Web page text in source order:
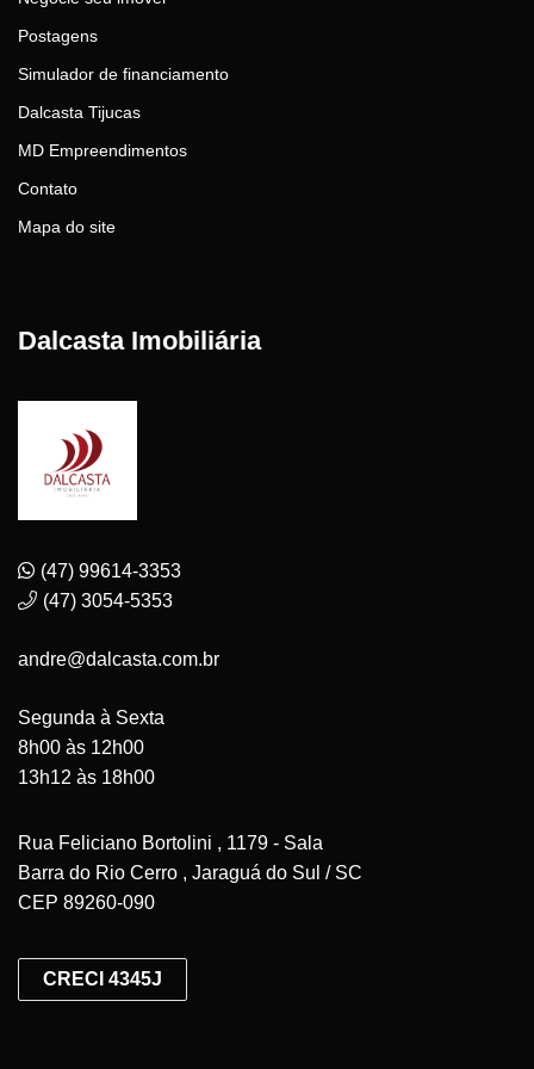
Postagens
Simulador de financiamento
Dalcasta Tijucas
MD Empreendimentos
Contato
Mapa do site
Dalcasta Imobiliária
(47) 99614-3353
(47) 3054-5353
andre@dalcasta.com.br
Segunda à Sexta
8h00 às 12h00
13h12 às 18h00
Rua Feliciano Bortolini , 1179 - Sala
Barra do Rio Cerro , Jaraguá do Sul / SC
CEP 89260-090
CRECI 4345J